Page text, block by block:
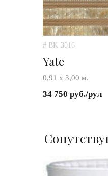
# BK-3016
Yate
0,91 х 3,00 м.
34 750 руб./рул